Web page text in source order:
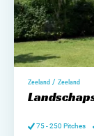
Zeeland / Zeeland
75 - 250 Pitches